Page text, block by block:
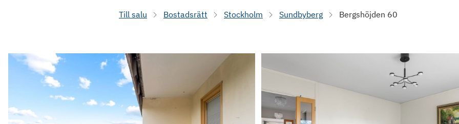
Till salu Bostadsrätt Stockholm Sundbyberg Bergshöjden 60